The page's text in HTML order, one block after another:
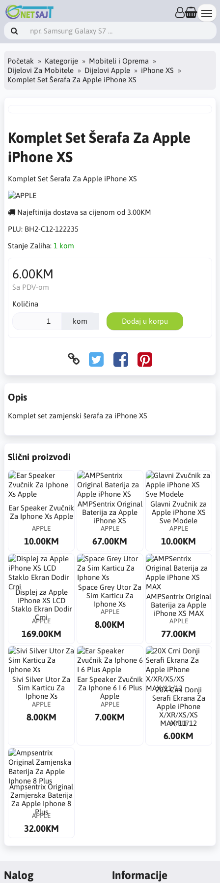
Početak Kategorije
Mobiteli i Oprema
Dijelovi Za Mobitele
Dijelovi Apple
iPhone XS
Komplet Set Šerafa Za Apple iPhone XS
Komplet Set Šerafa Za Apple
iPhone XS
Komplet Set Šerafa Za Apple iPhone XS
Najeftinija dostava sa cijenom od 3.00KM
PLU: BH2-C12-122235
Stanje Zaliha: 1 kom
6.00KM
Sa PDV-om
Količina
kom Dodaj u korpu
Opis
Komplet set zamjenski šerafa za iPhone XS
Slični proizvodi
Ear Speaker Zvučnik
Za Iphone Xs Apple
APPLE
10.00KM
AMPSentrix Original
Baterija za Apple
iPhone XS
APPLE
67.00KM
Glavni Zvučnik za
Apple iPhone XS
Sve Modele
APPLE
10.00KM
​Displej za Apple
iPhone XS LCD
Staklo Ekran Dodir
Crni
APPLE
169.00KM
Space Grey Utor Za
Sim Karticu Za
Iphone Xs
APPLE
8.00KM
AMPSentrix Original
Baterija za Apple
iPhone XS MAX
APPLE
77.00KM
Sivi Silver Utor Za
Sim Karticu Za
Iphone Xs
APPLE
8.00KM
Ear Speaker Zvučnik
Za Iphone 6 I 6 Plus
Apple
APPLE
7.00KM
20X Crni Donji
Serafi Ekrana Za
Apple iPhone
X/XR/XS/XS
MAX/11/12
APPLE
6.00KM
Ampsentrix Original
Zamjenska Baterija
Za Apple Iphone 8
Plus
APPLE
32.00KM
Nalog Informacije